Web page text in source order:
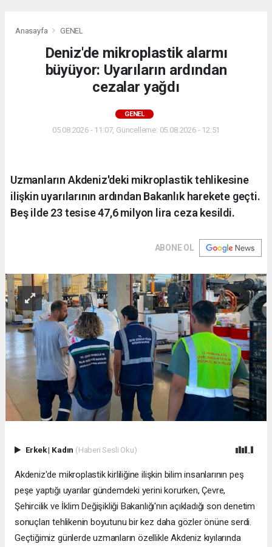
Anasayfa GENEL
Deniz'de mikroplastik alarmı
büyüyor: Uyarıların ardından
cezalar yağdı
GENEL
05.08.2026 - 11:07, Güncelleme: 05.08.2026 - 12:51
Uzmanların Akdeniz'deki mikroplastik tehlikesine
ilişkin uyarılarının ardından Bakanlık harekete geçti.
Beş ilde 23 tesise 47,6 milyon lira ceza kesildi.
ABONE OL
Erkek| Kadın (Haberi Sesli Oku)
Akdeniz'de mikroplastik kirliliğine ilişkin bilim insanlarının peş
peşe yaptığı uyarılar gündemdeki yerini korurken, Çevre,
Şehircilik ve İklim Değişikliği Bakanlığı'nın açıkladığı son denetim
sonuçları tehlikenin boyutunu bir kez daha gözler önüne serdi.
Geçtiğimiz günlerde uzmanların özellikle Akdeniz kıyılarında